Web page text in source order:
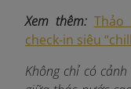
Xem thêm: Thảo
check-in siêu
Không chỉ có